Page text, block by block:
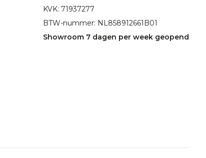
KVK: 71937277
BTW-nummer: NL858912661B01
Showroom 7 dagen per week geopend